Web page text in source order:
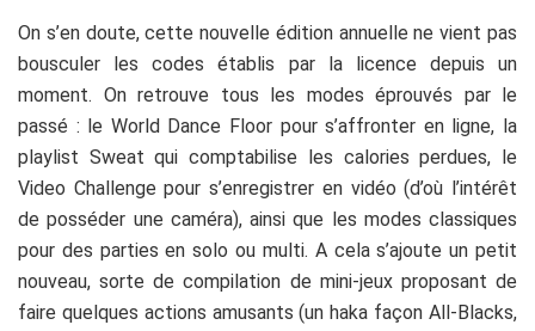
On s’en doute, cette nouvelle édition annuelle ne vient pas
bousculer les codes établis par la licence depuis un
moment. On retrouve tous les modes éprouvés par le
passé : le World Dance Floor pour s’affronter en ligne, la
playlist Sweat qui comptabilise les calories perdues, le
Video Challenge pour s’enregistrer en vidéo (d’où l’intérêt
de posséder une caméra), ainsi que les modes classiques
pour des parties en solo ou multi. A cela s’ajoute un petit
nouveau, sorte de compilation de mini-jeux proposant de
faire quelques actions amusants (un haka façon All-Blacks,